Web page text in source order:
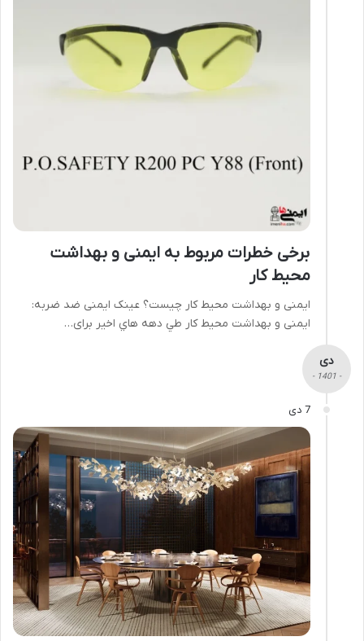
برخی خطرات مربوط به ایمنی و بهداشت
محیط کار
ایمنی و بهداشت محیط کار چیست؟ عینک ایمنی ضد ضربه:
ایمنی و بهداشت محیط کار طي دهه هاي اخير برای…
دی
- 1401 -
7 دی